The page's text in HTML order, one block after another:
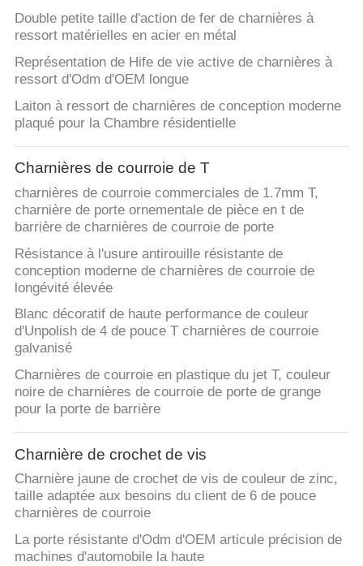
Double petite taille d'action de fer de charnières à
ressort matérielles en acier en métal
Représentation de Hife de vie active de charnières à
ressort d'Odm d'OEM longue
Laiton à ressort de charnières de conception moderne
plaqué pour la Chambre résidentielle
Charnières de courroie de T
charnières de courroie commerciales de 1.7mm T,
charnière de porte ornementale de pièce en t de
barrière de charnières de courroie de porte
Résistance à l'usure antirouille résistante de
conception moderne de charnières de courroie de
longévité élevée
Blanc décoratif de haute performance de couleur
d'Unpolish de 4 de pouce T charnières de courroie
galvanisé
Charnières de courroie en plastique du jet T, couleur
noire de charnières de courroie de porte de grange
pour la porte de barrière
Charnière de crochet de vis
Charnière jaune de crochet de vis de couleur de zinc,
taille adaptée aux besoins du client de 6 de pouce
charnières de courroie
La porte résistante d'Odm d'OEM articule précision de
machines d'automobile la haute